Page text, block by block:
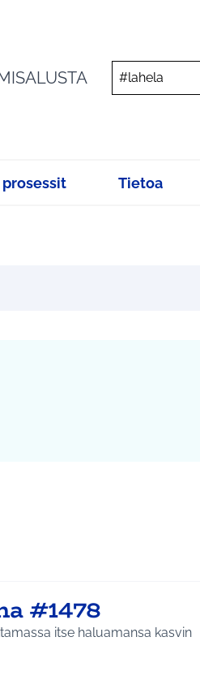
prosessit Tietoa
#1478
itse haluamansa kasvin